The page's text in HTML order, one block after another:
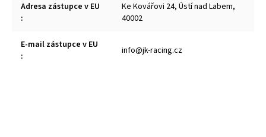
Adresa zástupce v EU
:
Ke Kovářovi 24, Ústí nad Labem,
40002
E-mail zástupce v EU
:
info@jk-racing.cz